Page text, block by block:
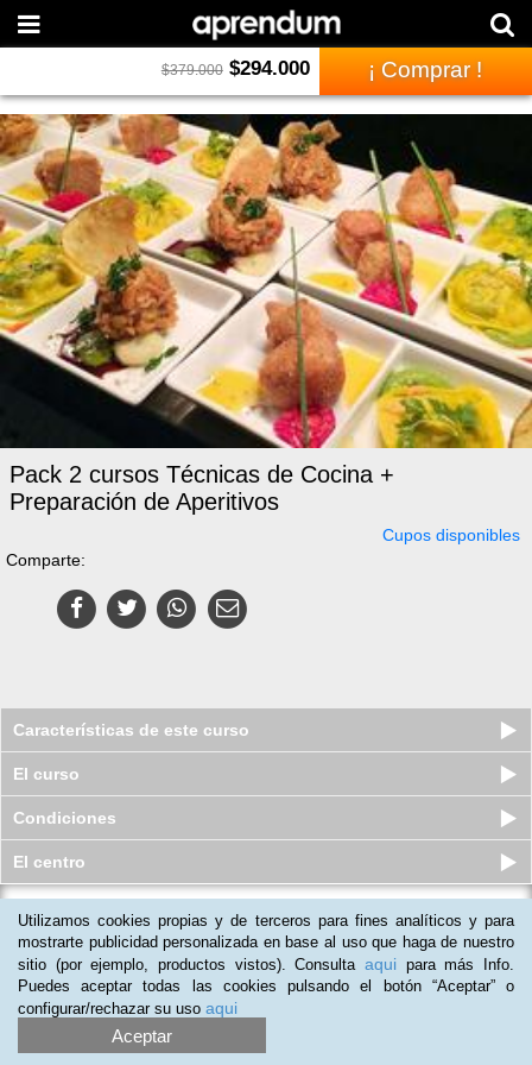
$379.000 $294.000 ¡ Comprar !
Pack 2 cursos Técnicas de Cocina +
Preparación de Aperitivos
Cupos disponibles
Comparte:
Características de este curso
El curso
Condiciones
El centro
Curso virtual de Técnico Superior en
Cocina y Gastronomía
Quedan 4 plazas
$701.000 $294.000
( 10)
Utilizamos cookies propias y de terceros para fines analíticos y para
mostrarte publicidad personalizada en base al uso que haga de nuestro
sitio (por ejemplo, productos vistos). Consulta aqui para más Info.
Puedes aceptar todas las cookies pulsando el botón “Aceptar” o
configurar/rechazar su uso aqui
Aceptar